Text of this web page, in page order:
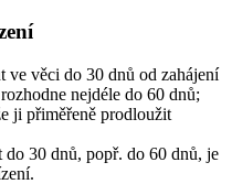
ve věci do 30 dnů od zahájení
nejdéle do 60 dnů;
ji přiměřeně prodloužit
30 dnů, popř. do 60 dnů, je